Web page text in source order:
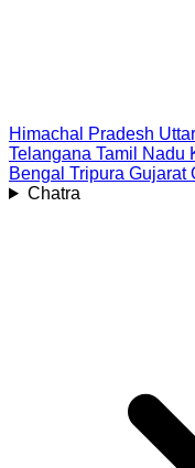
Himachal Pradesh
Telangana Tamil Nadu
Bengal Tripura Gujarat
Chatra